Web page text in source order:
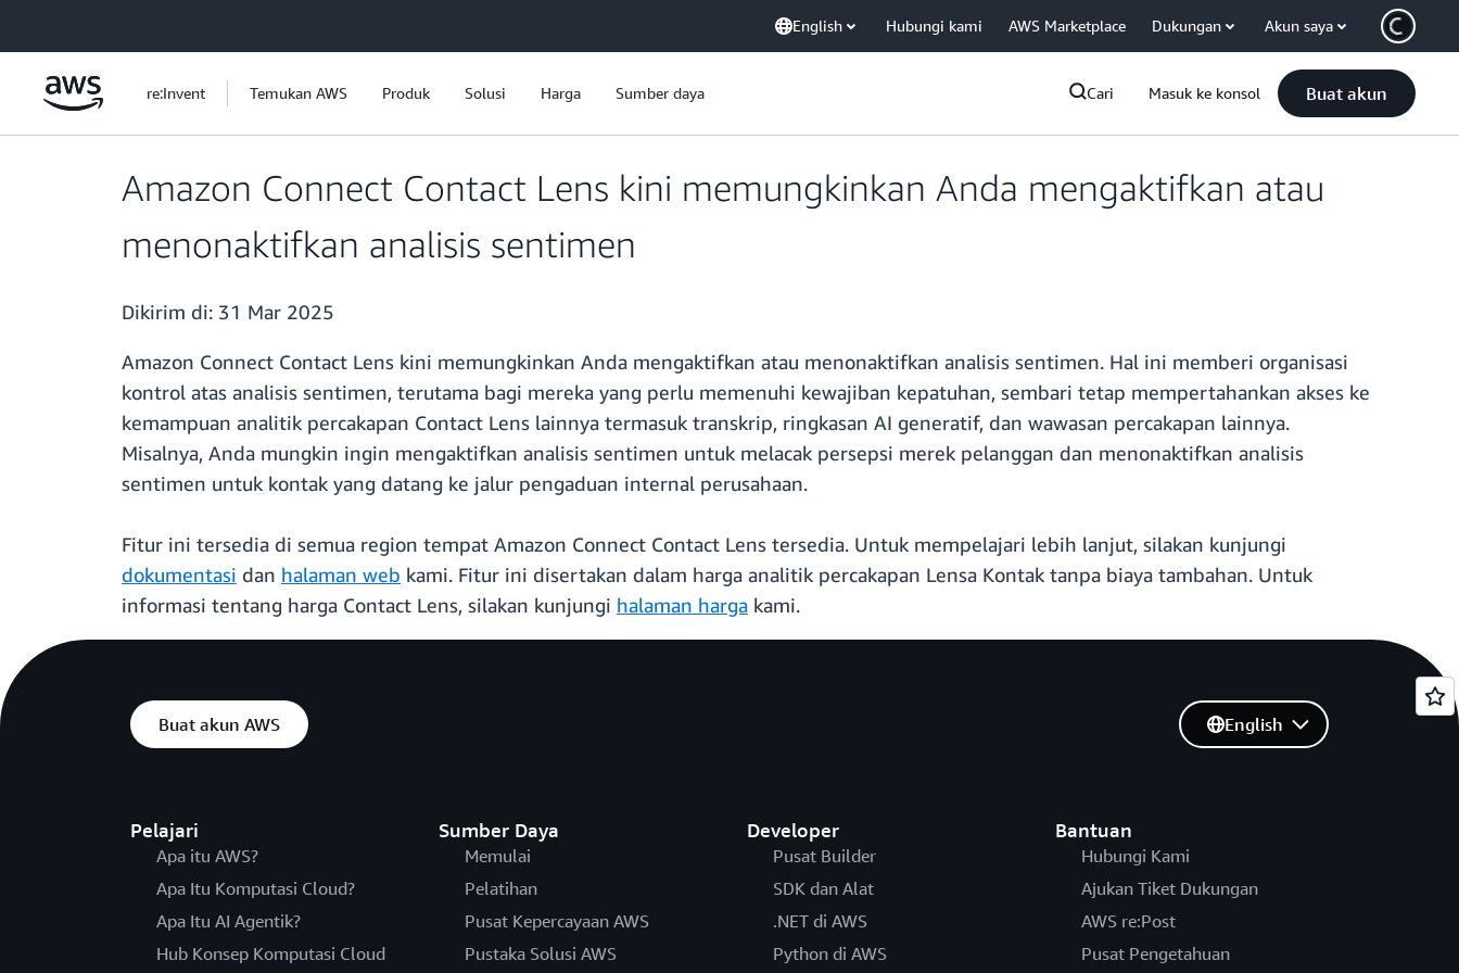
English Hubungi kami AWS Marketplace Dukungan Akun saya
re:Invent Temukan AWS Produk Solusi Harga Sumber daya Cari Masuk ke konsol Buat akun
Amazon Connect Contact Lens kini memungkinkan Anda mengaktifkan atau
menonaktifkan analisis sentimen
Dikirim di: 31 Mar 2025
Amazon Connect Contact Lens kini memungkinkan Anda mengaktifkan atau menonaktifkan analisis sentimen. Hal ini memberi organisasi
kontrol atas analisis sentimen, terutama bagi mereka yang perlu memenuhi kewajiban kepatuhan, sembari tetap mempertahankan akses ke
kemampuan analitik percakapan Contact Lens lainnya termasuk transkrip, ringkasan AI generatif, dan wawasan percakapan lainnya.
Misalnya, Anda mungkin ingin mengaktifkan analisis sentimen untuk melacak persepsi merek pelanggan dan menonaktifkan analisis
sentimen untuk kontak yang datang ke jalur pengaduan internal perusahaan.
Fitur ini tersedia di semua region tempat Amazon Connect Contact Lens tersedia. Untuk mempelajari lebih lanjut, silakan kunjungi
dokumentasi dan halaman web kami. Fitur ini disertakan dalam harga analitik percakapan Lensa Kontak tanpa biaya tambahan. Untuk
informasi tentang harga Contact Lens, silakan kunjungi halaman harga kami.
Buat akun AWS
Pelajari
Apa itu AWS?
Apa Itu Komputasi Cloud?
Apa Itu AI Agentik?
Hub Konsep Komputasi Cloud
Sumber Daya
Memulai
Pelatihan
Pusat Kepercayaan AWS
Pustaka Solusi AWS
Developer
Pusat Builder
SDK dan Alat
.NET di AWS
Python di AWS
Bantuan
Hubungi Kami
Ajukan Tiket Dukungan
AWS re:Post
Pusat Pengetahuan
English